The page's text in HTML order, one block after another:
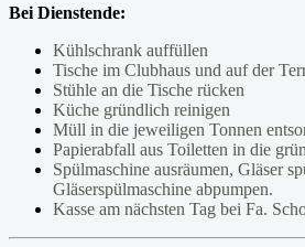
Bei Dienstende:
Kühlschrank auffüllen
Tische im Clubhaus und auf der
Stühle an die Tische rücken
Küche gründlich reinigen
Müll in die jeweiligen Tonnen
Papierabfall aus Toiletten in die
Spülmaschine ausräumen, Gläser
Gläserspülmaschine abpumpen.
Kasse am nächsten Tag bei Fa.